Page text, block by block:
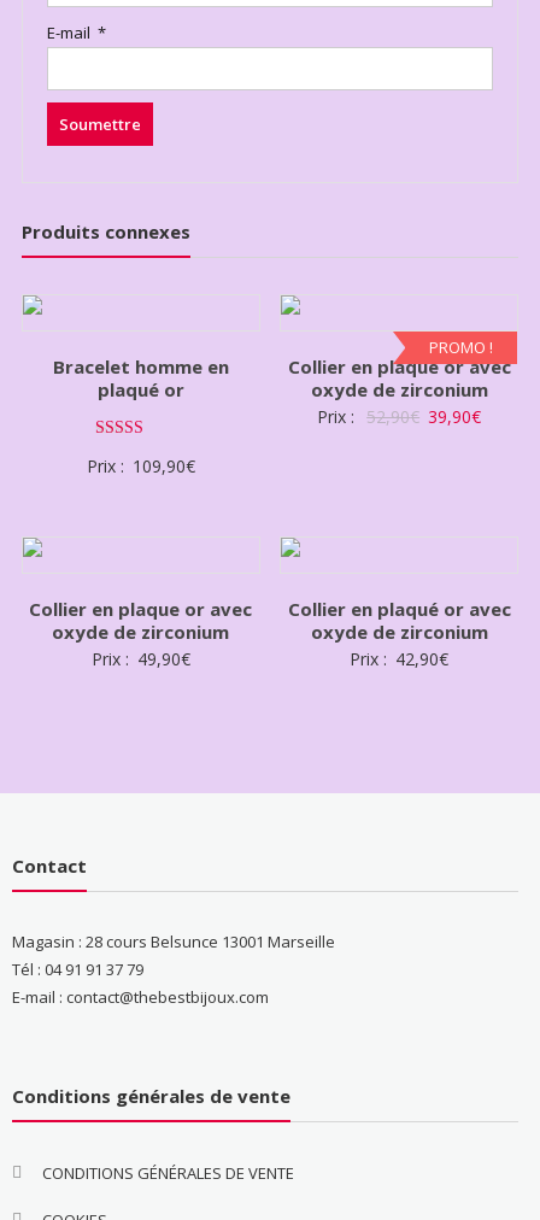
E-mail *
Produits connexes
Bracelet homme en
plaqué or
3.00
Prix : 109,90€
PROMO !
Collier en plaqué or avec
oxyde de zirconium
Prix : 52,90€ 39,90€
Collier en plaque or avec
oxyde de zirconium
Prix : 49,90€
Collier en plaqué or avec
oxyde de zirconium
Prix : 42,90€
Contact
Magasin : 28 cours Belsunce 13001 Marseille
Tél : 04 91 91 37 79
E-mail : contact@thebestbijoux.com
Conditions générales de vente
CONDITIONS GÉNÉRALES DE VENTE